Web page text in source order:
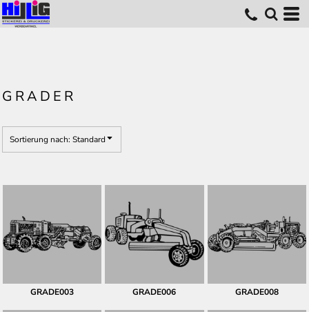
GRADER
Sortierung nach: Standard
GRADE003 GRADE006 GRADE008
Standard